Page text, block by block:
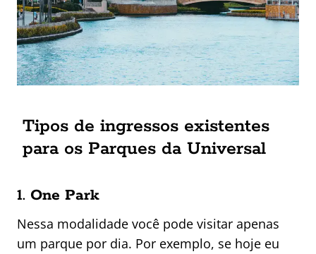
Tipos de ingressos existentes
para os Parques da Universal
1. One Park
Nessa modalidade você pode visitar apenas
um parque por dia. Por exemplo, se hoje eu